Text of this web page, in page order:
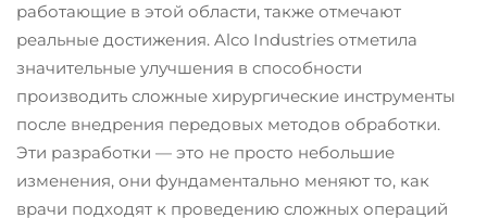
работающие в этой области, также отмечают
реальные достижения. Alco Industries отметила
значительные улучшения в способности
производить сложные хирургические инструменты
после внедрения передовых методов обработки.
Эти разработки — это не просто небольшие
изменения, они фундаментально меняют то, как
врачи подходят к проведению сложных операций